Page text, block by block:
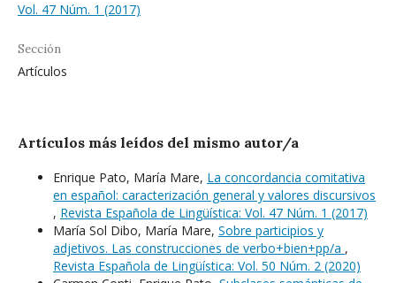
Vol. 47 Núm. 1 (2017)
Sección
Artículos
Artículos más leídos del mismo autor/a
Enrique Pato, María Mare, La concordancia comitativa
en español: caracterización general y valores discursivos
, Revista Española de Lingüística: Vol. 47 Núm. 1 (2017)
María Sol Dibo, María Mare, Sobre participios y
adjetivos. Las construcciones de verbo+bien+pp/a ,
Revista Española de Lingüística: Vol. 50 Núm. 2 (2020)